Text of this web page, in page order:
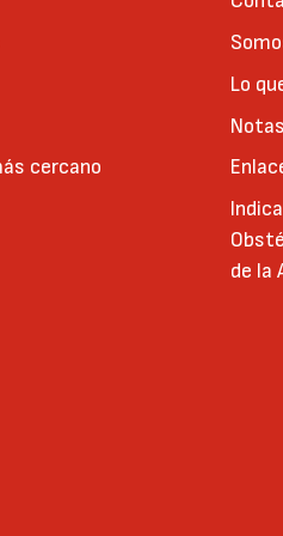
cercano
Lo
de la